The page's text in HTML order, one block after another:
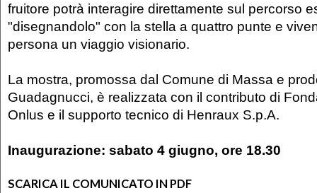
fruitore potrà interagire direttamente sul percorso
"disegnandolo" con la stella a quattro punte e
persona un viaggio visionario.
La mostra, promossa dal Comune di Massa e
Guadagnucci, è realizzata con il contributo di
Onlus e il supporto tecnico di Henraux S.p.A.
Inaugurazione: sabato 4 giugno, ore 18.30
SCARICA IL COMUNICATO IN PDF